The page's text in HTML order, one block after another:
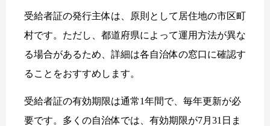
受給者証の発行主体は、原則として居住地の市区町
村です。ただし、都道府県によって運用方法が異な
る場合があるため、詳細は各自治体の窓口に確認す
ることをおすすめします。
受給者証の有効期限は通常1年間で、毎年更新が必
要です。多くの自治体では、有効期限が7月31日ま